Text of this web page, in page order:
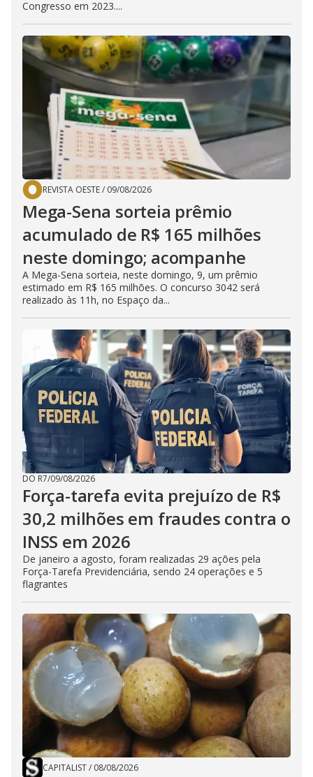
Congresso em 2023....
REVISTA OESTE/ 09/08/2026
Mega-Sena sorteia prêmio
acumulado de R$ 165 milhões
neste domingo; acompanhe
A Mega-Sena sorteia, neste domingo, 9, um prêmio
estimado em R$ 165 milhões. O concurso 3042 será
realizado às 11h, no Espaço da...
DO R7/09/08/2026
Força-tarefa evita prejuízo de R$
30,2 milhões em fraudes contra o
INSS em 2026
De janeiro a agosto, foram realizadas 29 ações pela
Força-Tarefa Previdenciária, sendo 24 operações e 5
flagrantes
CAPITALIST/ 08/08/2026